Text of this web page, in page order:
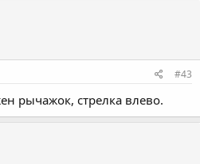
#43
рычажок, стрелка влево.